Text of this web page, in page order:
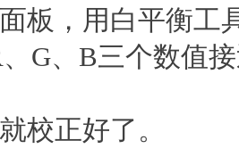
板，用白平衡工
G、B三个数值
校正好了。